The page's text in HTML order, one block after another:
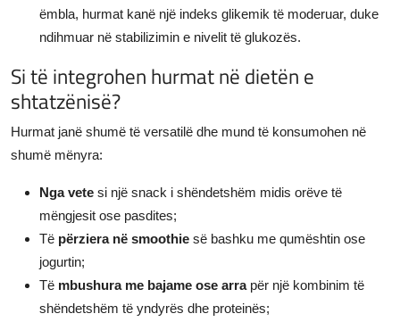
ëmbla, hurmat kanë një indeks glikemik të moderuar, duke
ndihmuar në stabilizimin e nivelit të glukozës.
Si të integrohen hurmat në dietën e
shtatzënisë?
Hurmat janë shumë të versatilë dhe mund të konsumohen në
shumë mënyra:
Nga vete si një snack i shëndetshëm midis orëve të
mëngjesit ose pasdites;
Të përziera në smoothie së bashku me qumështin ose
jogurtin;
Të mbushura me bajame ose arrapër një kombinim të
shëndetshëm të yndyrës dhe proteinës;